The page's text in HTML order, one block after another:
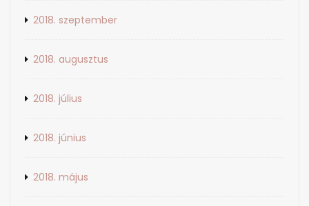
2018. szeptember
2018. augusztus
2018. július
2018. június
2018. május